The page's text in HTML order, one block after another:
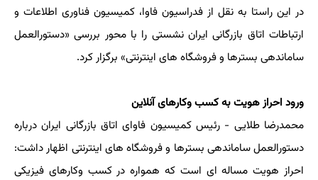
در این راستا به نقل از فدراسیون فاوا، کمیسیون فناوری اطلاعات و
ارتباطات اتاق بازرگانی ایران نشستی را با محور بررسی «دستورالعمل
ساماندهی بسترها و فروشگاه های اینترنتی» برگزار کرد.
ورود احراز هویت به کسب وکارهای آنلاین
محمدرضا طلایی - رئیس کمیسیون فاوای اتاق بازرگانی ایران درباره
دستورالعمل ساماندهی بسترها و فروشگاه های اینترنتی اظهار داشت:
احراز هویت مساله ای است که همواره در کسب وکارهای فیزیکی